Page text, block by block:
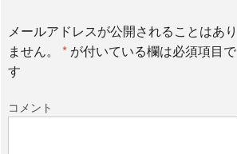
メールアドレスが公開されることはあり
ません。
* が付いている欄は必須項目で
す
コメント